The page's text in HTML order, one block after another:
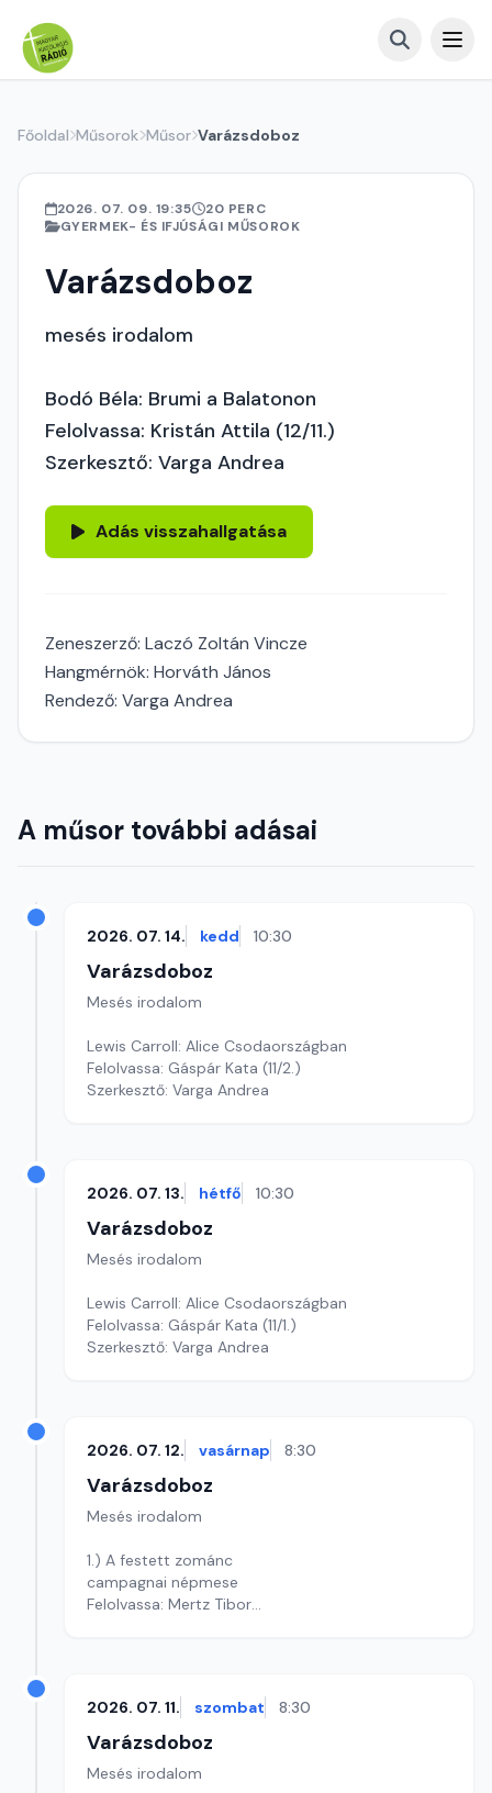
Főoldal Műsorok Műsor Varázsdoboz
2026. 07. 09. 19:35
20 PERC
GYERMEK- ÉS IFJÚSÁGI MŰSOROK
Varázsdoboz
mesés irodalom
Bodó Béla: Brumi a Balatonon
Felolvassa: Kristán Attila (12/11.)
Szerkesztő: Varga Andrea
Adás visszahallgatása
Zeneszerző: Laczó Zoltán Vincze
Hangmérnök: Horváth János
Rendező: Varga Andrea
A műsor további adásai
2026. 07. 14. kedd 10:30
Varázsdoboz
Mesés irodalom
Lewis Carroll: Alice Csodaországban
Felolvassa: Gáspár Kata (11/2.)
Szerkesztő: Varga Andrea
2026. 07. 13. hétfő 10:30
Varázsdoboz
Mesés irodalom
Lewis Carroll: Alice Csodaországban
Felolvassa: Gáspár Kata (11/1.)
Szerkesztő: Varga Andrea
2026. 07. 12. vasárnap 8:30
Varázsdoboz
Mesés irodalom
1.) A festett zománc
campagnai népmese
Felolvassa: Mertz Tibor
2026. 07. 11. szombat 8:30
Varázsdoboz
Mesés irodalom